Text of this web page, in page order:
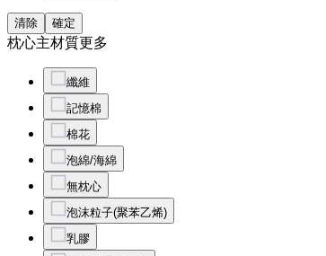
清除 確定
枕心主材質更多
纖維
記憶棉
棉花
泡綿/海綿
無枕心
泡沫粒子(聚苯乙烯)
乳膠